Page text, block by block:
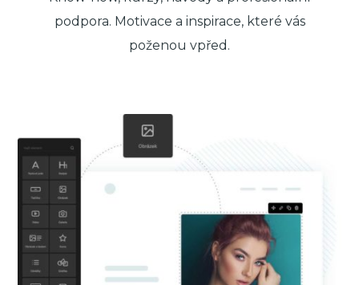
podpora. Motivace a inspirace, které vás
poženou vpřed.